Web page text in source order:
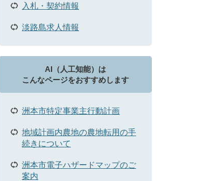
入札・契約情報
淡路島求人情報
AI（人工知能）は
こんなページをおすすめします
洲本市特定事業主行動計画
地域計画内農地の農地転用の手
続きについて
洲本市電子ハザードマップのご
案内